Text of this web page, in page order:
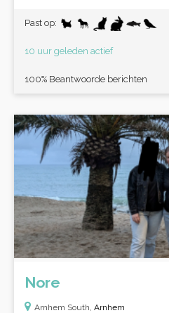
Past op:
10 uur geleden actief
100% Beantwoorde berichten
Nore
Arnhem South, Arnhem